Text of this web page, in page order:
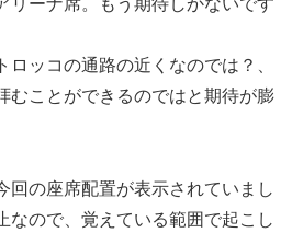
リーナ席。もう期待しかないです
ロッコの通路の近くなのでは？、
むことができるのではと期待が膨
回の座席配置が表示されていまし
なので、覚えている範囲で起こし